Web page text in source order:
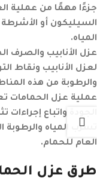
جزءًا مهمًا من عملية
السيليكون أو
المياه.
عزل الأنابيب والصرف
لعزل الأنابيب ونقاط
والرطوبة من هذه
عملية عزل الحمامات
الجودة واتباع
تسرب المياه
العام للحمام.
طرق عزل